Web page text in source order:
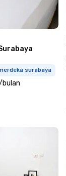
surabaya
bulan